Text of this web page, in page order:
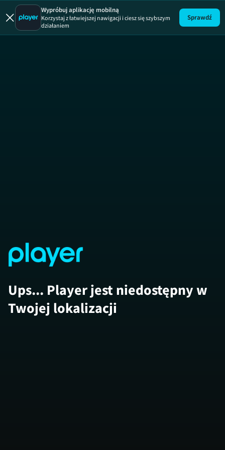
OdwróceniOdwróceni, sezon
Wypróbuj aplikację mobilną
Korzystaj z łatwiejszej nawigacji i ciesz się szybszym
działaniem
Sprawdź
Ups... Player jest niedostępny w
Twojej lokalizacji